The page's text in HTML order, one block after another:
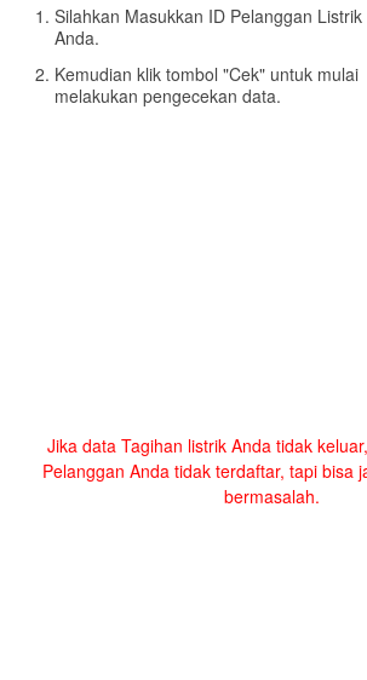
Silahkan Masukkan ID Pelanggan Listrik
Anda.
Kemudian klik tombol "Cek" untuk mulai
melakukan pengecekan data.
Jika data Tagihan listrik Anda tidak
Pelanggan Anda tidak terdaftar, tapi bisa
bermasalah.